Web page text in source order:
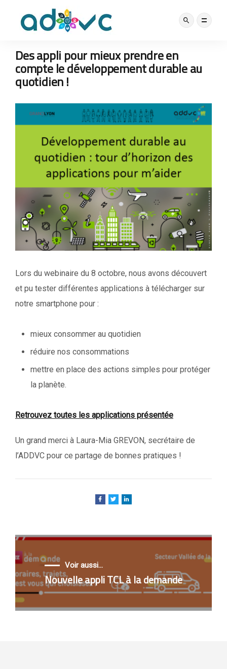
Des appli pour mieux prendre en
compte le développement durable au
quotidien !
Lors du webinaire du 8 octobre, nous avons découvert
et pu tester différentes applications à télécharger sur
notre smartphone pour :
mieux consommer au quotidien
réduire nos consommations
mettre en place des actions simples pour protéger
la planète.
Retrouvez toutes les applications présentée
Un grand merci à Laura-Mia GREVON, secrétaire de
l’ADDVC pour ce partage de bonnes pratiques !
Voir aussi...
Nouvelle appli TCL à la demande